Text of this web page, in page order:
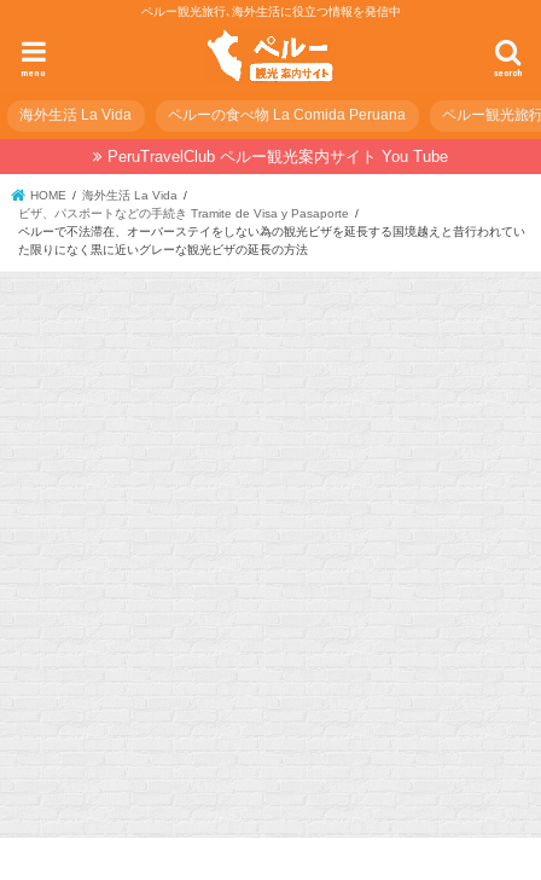
ペルー観光旅行､海外生活に役立つ情報を発信中
search
menu
海外生活 La Vida ペルーの食べ物 La Comida Peruana ペルー観光旅
PeruTravelClub ペルー観光案内サイト You Tube
HOME
海外生活 La Vida
ビザ、パスポートなどの手続き Tramite de Visa y Pasaporte
ペルーで不法滞在、オーバーステイをしない為の観光ビザを延長する国境越えと昔行われてい
た限りになく黒に近いグレーな観光ビザの延長の方法